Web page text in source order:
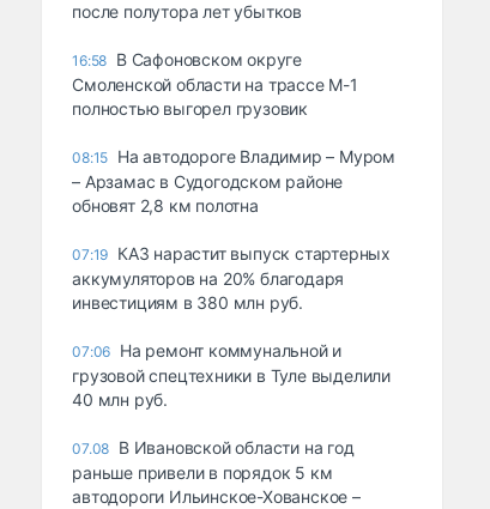
после полутора лет убытков
16:58 В Сафоновском округе
Смоленской области на трассе М-1
полностью выгорел грузовик
08:15 На автодороге Владимир – Муром
– Арзамас в Судогодском районе
обновят 2,8 км полотна
07:19 КАЗ нарастит выпуск стартерных
аккумуляторов на 20% благодаря
инвестициям в 380 млн руб.
07:06 На ремонт коммунальной и
грузовой спецтехники в Туле выделили
40 млн руб.
07.08 В Ивановской области на год
раньше привели в порядок 5 км
автодороги Ильинское-Хованское –